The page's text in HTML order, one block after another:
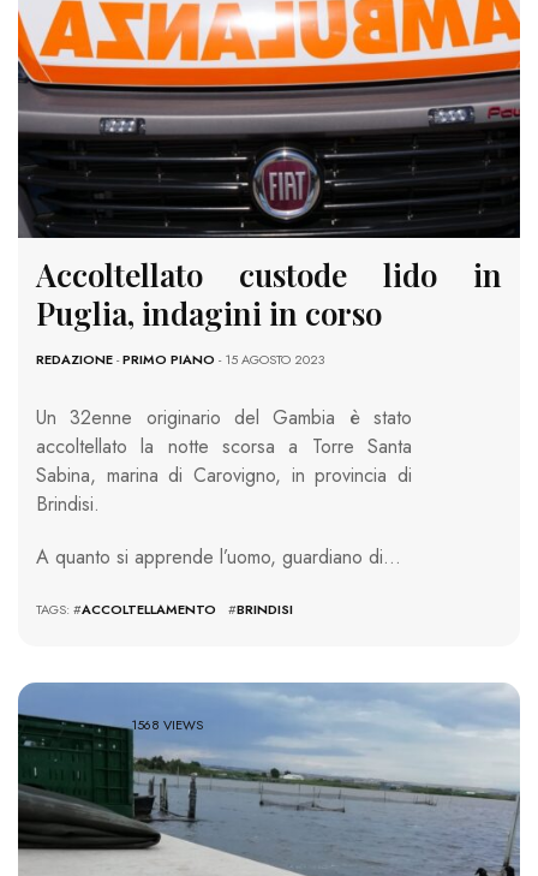
Accoltellato custode lido in
Puglia, indagini in corso
REDAZIONE-PRIMO PIANO - 15 AGOSTO 2023
Un 32enne originario del Gambia è stato
accoltellato la notte scorsa a Torre Santa
Sabina, marina di Carovigno, in provincia di
Brindisi.
A quanto si apprende l’uomo, guardiano di…
TAGS: #ACCOLTELLAMENTO #BRINDISI
1568 VIEWS